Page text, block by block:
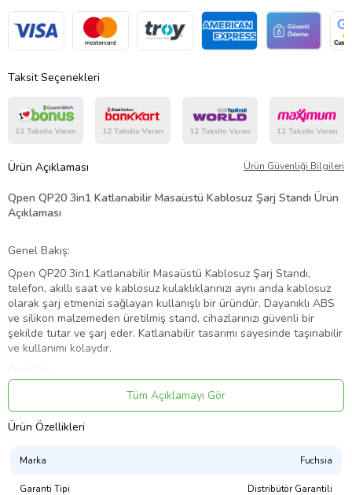
Taksit Seçenekleri
Ürün Açıklaması Ürün Güvenliği Bilgileri
Qpen QP20 3in1 Katlanabilir Masaüstü Kablosuz Şarj Standı Ürün
Açıklaması
Genel Bakış:
Qpen QP20 3in1 Katlanabilir Masaüstü Kablosuz Şarj Standı,
telefon, akıllı saat ve kablosuz kulaklıklarınızı aynı anda kablosuz
olarak şarj etmenizi sağlayan kullanışlı bir üründür. Dayanıklı ABS
ve silikon malzemeden üretilmiş stand, cihazlarınızı güvenli bir
şekilde tutar ve şarj eder. Katlanabilir tasarımı sayesinde taşınabilir
ve kullanımı kolaydır.
Özellikler:
3'ü 1 Arada Şarj: Telefon, akıllı saat ve kablosuz kulaklıklarınızı aynı
anda şarj edebilirsiniz.
Hızlı Şarj: 15W'a kadar hızlı şarj desteği ile telefonunuzu hızlıca şarj
Güvenli Şarj: Qi kablosuz şarj standardı ile uyumlu ve aşırı ısınma
ve aşırı şarj korumasına sahiptir.
Katlanabilir Tasarım: Taşınabilir ve kullanımı kolaydır.
Tüm Açıklamayı Gör
Ürün Özellikleri
Marka Fuchsia
Garanti Tipi Distribütör Garantili